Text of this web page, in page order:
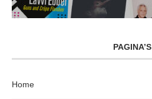
PAGINA’S
Home